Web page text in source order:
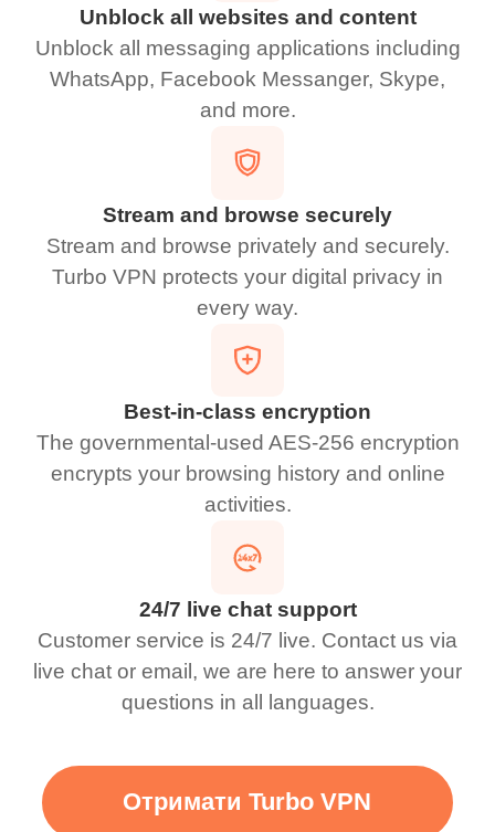
Unblock all websites and content
Unblock all messaging applications including
WhatsApp, Facebook Messanger, Skype,
and more.
Stream and browse securely
Stream and browse privately and securely.
Turbo VPN protects your digital privacy in
every way.
Best-in-class encryption
The governmental-used AES-256 encryption
encrypts your browsing history and online
activities.
24/7 live chat support
Customer service is 24/7 live. Contact us via
live chat or email, we are here to answer your
questions in all languages.
Отримати Turbo VPN